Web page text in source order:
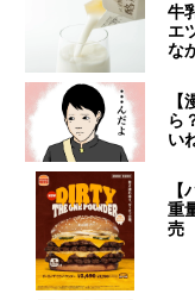
牛
エ
な
ら
い
重
売